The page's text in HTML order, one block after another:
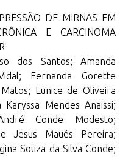
DE MIRNAS EM
E CARCINOMA
dos Santos; Amanda
Fernanda Gorette
Eunice de Oliveira
Karyssa Mendes Anaissi;
Conde Modesto;
Jesus Maués Pereira;
Souza da Silva Conde;